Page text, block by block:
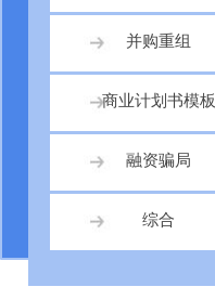
并购重组
商业计划书模板
融资骗局
综合